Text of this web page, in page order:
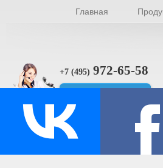
Главная
+7 (495) 972-65-58
© Производство уплотнителей и
Все права защищены.